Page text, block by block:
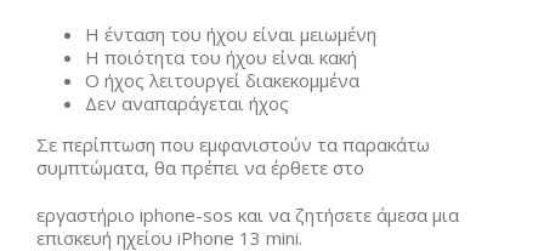
Η ένταση του ήχου είναι μειωμένη
Η ποιότητα του ήχου είναι κακή
Ο ήχος λειτουργεί διακεκομμένα
Δεν αναπαράγεται ήχος
Σε περίπτωση που εμφανιστούν τα παρακάτω
συμπτώματα, θα πρέπει να έρθετε στο
εργαστήριο iphone-sos και να ζητήσετε άμεσα μια
επισκευή ηχείου iPhone 13 mini.